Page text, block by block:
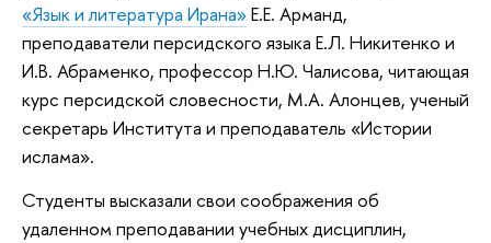
«Язык и литература Ирана»Е.Е. Арманд,
преподаватели персидского языка Е.Л. Никитенко и
И.В. Абраменко, профессор Н.Ю. Чалисова, читающая
курс персидской словесности, М.А. Алонцев, ученый
секретарь Института и преподаватель «Истории
ислама».
Студенты высказали свои соображения об
удаленном преподавании учебных дисциплин,